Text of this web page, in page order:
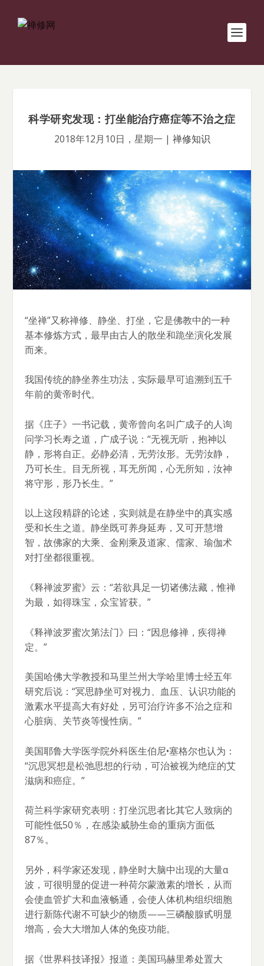
科学研究发现：打坐能治疗癌症等不治之症
2018年12月10日，星期一 | 禅修知识
“坐禅”又称禅修、静坐、打坐，它是佛教中的一种
基本修炼方式，最早由古人的散坐和跪坐演化发展
而来。
我国传统的静坐养生功法，实际最早可追溯到五千
年前的黄帝时代。
据《庄子》一书记载，黄帝曾向名叫广成子的人询
问学习长寿之道，广成子说：“无视无听，抱神以
静，形将自正。必静必清，无劳汝形。无劳汝静，
乃可长生。目无所视，耳无所闻，心无所知，汝神
将守形，形乃长生。”
以上这段精辟的论述，实则就是在静坐中的真实感
受和长生之道。静坐既可养身延寿，又可开慧增
智，故佛家的大乘、金刚乘及道家、儒家、瑜伽术
对打坐都很重视。
《释禅波罗蜜》云：“若欲具足一切诸佛法藏，惟禅
为最，如得珠宝，众宝皆获。”
《释禅波罗蜜次第法门》曰：“因息修禅，疾得禅
定。”
美国哈佛大学教授和马里兰州大学哈里博士经五年
研究后说：“冥思静坐可对视力、血压、认识功能的
激素水平提高大有好处，另可治疗许多不治之症和
心脏病、关节炎等慢性病。”
美国耶鲁大学医学院外科医生伯尼•塞格尔也认为：
“沉思冥想是松弛思想的行动，可治被视为绝症的艾
滋病和癌症。”
荷兰科学家研究表明：打坐沉思者比其它人致病的
可能性低50％，在感染威胁生命的重病方面低
87％。
另外，科学家还发现，静坐时大脑中出现的大量α
波，可很明显的促进一种荷尔蒙激素的增长，从而
会使血管扩大和血液畅通，会使人体机构组织细胞
进行新陈代谢不可缺少的物质——三磷酸腺甙明显
增高，会大大增加人体的免疫功能。
据《世界科技译报》报道：美国玛赫里希处置大